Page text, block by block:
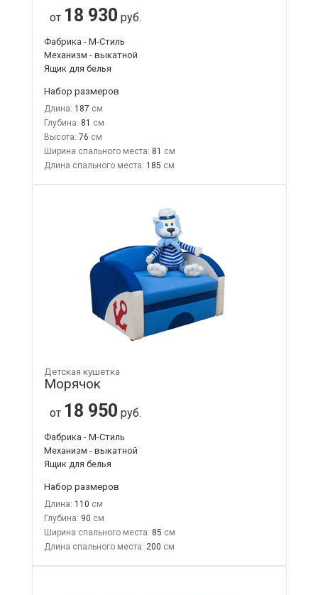
от 18 930 руб.
Фабрика - М-Стиль
Механизм - выкатной
Ящик для белья
Набор размеров
Длина: 187
Глубина: 81
Высота: 76
Ширина спального места: 81
Длина спального места: 185
Детская кушетка
Морячок
от 18 950 руб.
Фабрика - М-Стиль
Механизм - выкатной
Ящик для белья
Набор размеров
Длина: 110
Глубина: 90
Ширина спального места: 85
Длина спального места: 200